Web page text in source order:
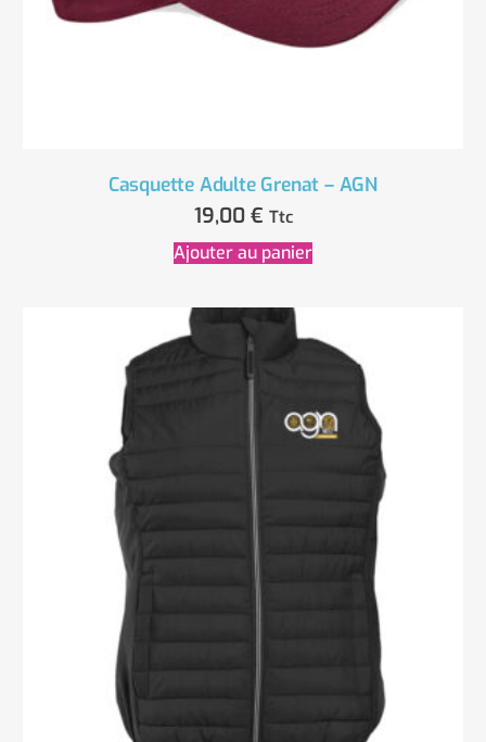
Casquette Adulte Grenat – AGN
19,00 € Ttc
Ajouter au panier